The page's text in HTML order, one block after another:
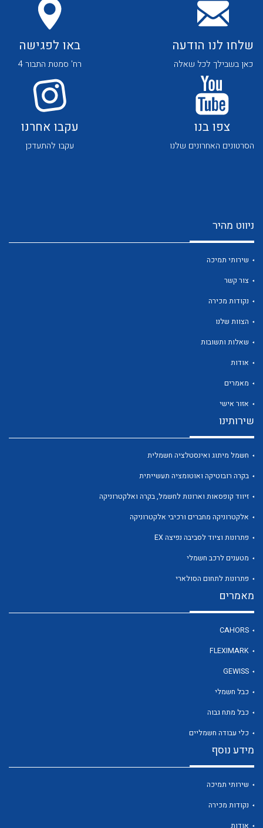
לכל מוצרי היצרן לכל מוצרי היצרן
לכל מוצרי היצרן לכל מוצרי היצרן
לכל מוצרי היצרן
לכל מוצרי היצרן
שלחו לנו הודעה
כאן בשבילך לכל שאלה
באו לפגישה
רח' סמטת התבור 4
צפו בנו
הסרטונים האחרונים שלנו
עקבו אחרנו
עקבו להתעדכן
ניווט מהיר
שירותי תמיכה
צור קשר
נקודות מכירה
הצוות שלנו
שאלות ותשובות
אודות
מאמרים
אזור אישי
שירותינו
חשמל מיתוג ואינסטלציה חשמלית
בקרה רובוטיקה ואוטומציה תעשייתית
זיווד קופסאות וארונות לחשמל, בקרה ואלקטרוניקה
אלקטרוניקה מחברים ורכיבי אלקטרוניקה
פתרונות וציוד לסביבה נפיצה EX
מטענים לרכב חשמלי
פתרונות לתחום הסולארי
מאמרים
CAHORS
FLEXIMARK
GEWISS
כבל חשמלי
כבל מתח גבוה
כלי עבודה חשמליים
מידע נוסף
שירותי תמיכה
נקודות מכירה
אודות